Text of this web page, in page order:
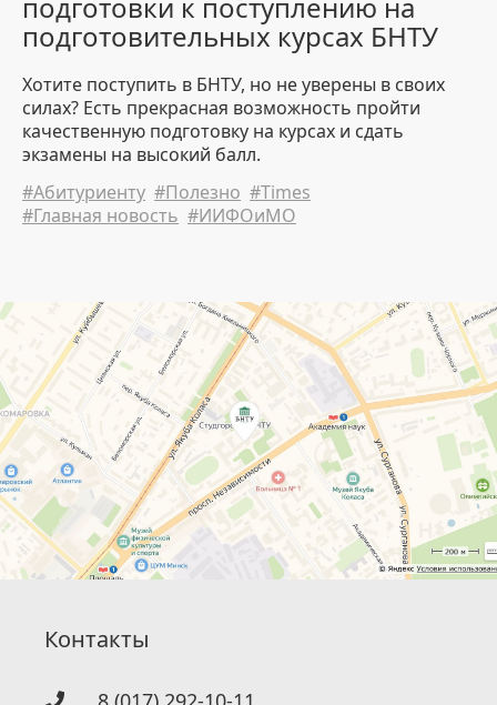
подготовки к поступлению на
подготовительных курсах БНТУ
Хотите поступить в БНТУ, но не уверены в своих
силах? Есть прекрасная возможность пройти
качественную подготовку на курсах и сдать
экзамены на высокий балл.
#Абитуриенту #Полезно #Times
#Главная новость #ИИФОиМО
Контакты